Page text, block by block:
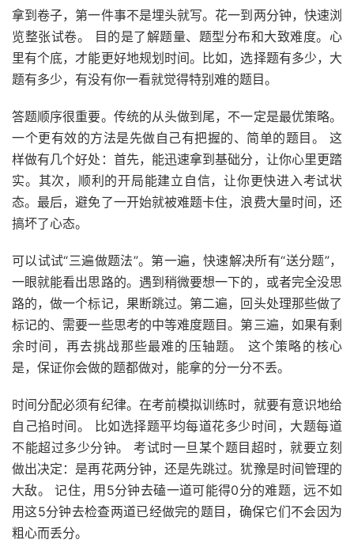
拿到卷子，第一件事不是埋头就写。花一到两分钟，快速浏
览整张试卷。 目的是了解题量、题型分布和大致难度。心
里有个底，才能更好地规划时间。比如，选择题有多少，大
题有多少，有没有你一看就觉得特别难的题目。
答题顺序很重要。传统的从头做到尾，不一定是最优策略。
一个更有效的方法是先做自己有把握的、简单的题目。 这
样做有几个好处：首先，能迅速拿到基础分，让你心里更踏
实。其次，顺利的开局能建立自信，让你更快进入考试状
态。最后，避免了一开始就被难题卡住，浪费大量时间，还
搞坏了心态。
可以试试“三遍做题法”。第一遍，快速解决所有“送分题”，
一眼就能看出思路的。遇到稍微要想一下的，或者完全没思
路的，做一个标记，果断跳过。第二遍，回头处理那些做了
标记的、需要一些思考的中等难度题目。第三遍，如果有剩
余时间，再去挑战那些最难的压轴题。 这个策略的核心
是，保证你会做的题都做对，能拿的分一分不丢。
时间分配必须有纪律。在考前模拟训练时，就要有意识地给
自己掐时间。 比如选择题平均每道花多少时间，大题每道
不能超过多少分钟。 考试时一旦某个题目超时，就要立刻
做出决定：是再花两分钟，还是先跳过。犹豫是时间管理的
大敌。 记住，用5分钟去磕一道可能得0分的难题，远不如
用这5分钟去检查两道已经做完的题目，确保它们不会因为
粗心而丢分。